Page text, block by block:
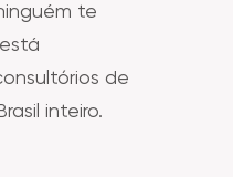
te
de
inteiro.